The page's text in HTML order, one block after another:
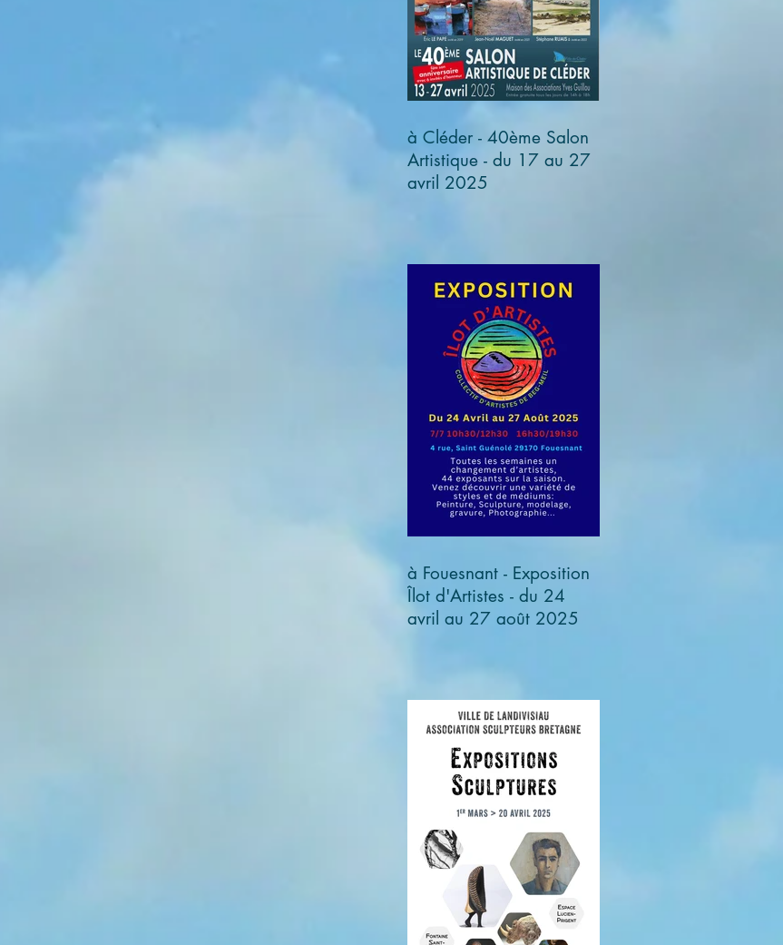
à Cléder - 40ème Salon
Artistique - du 17 au 27
avril 2025
à Fouesnant - Exposition
Îlot d'Artistes - du 24
avril au 27 août 2025